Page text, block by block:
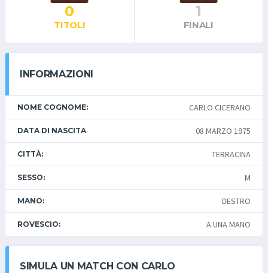
0
TITOLI
1
FINALI
INFORMAZIONI
NOME COGNOME: CARLO CICERANO
DATA DI NASCITA 08 MARZO 1975
CITTÀ: TERRACINA
SESSO: M
MANO: DESTRO
ROVESCIO: A UNA MANO
SIMULA UN MATCH CON CARLO